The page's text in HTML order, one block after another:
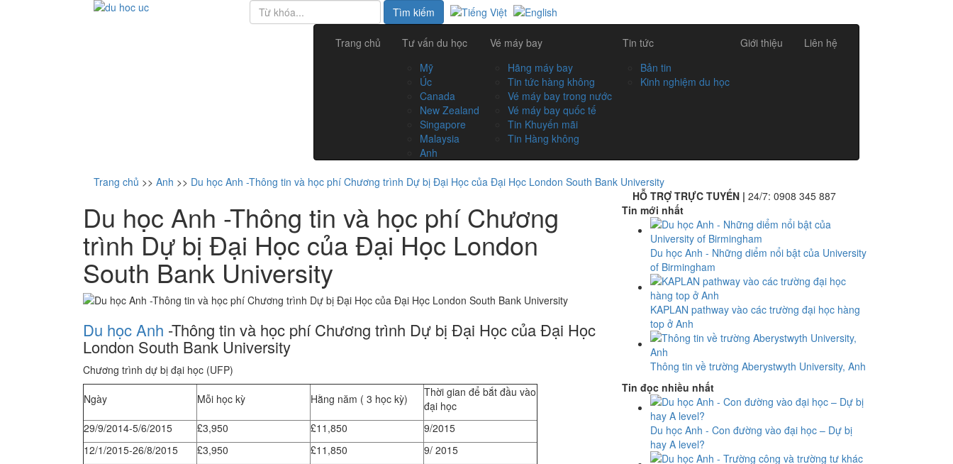
Trang chủ
Tư vấn du học
Mỹ
Úc
Canada
New Zealand
Singapore
Malaysia
Anh
Vé máy bay
Hãng máy bay
Tin tức hàng không
Vé máy bay trong nước
Vé máy bay quốc tế
Tin Khuyến mãi
Tin Hàng không
Tin tức
Bản tin
Kinh nghiệm du học
Giới thiệu Liên hệ
Trang chủ >> Anh >> Du học Anh -Thông tin và học phí Chương trình Dự bị Đại Học của Đại Học London South Bank University
Du học Anh -Thông tin và học phí Chương
trình Dự bị Đại Học của Đại Học London
South Bank University
Du học Anh -Thông tin và học phí Chương trình Dự bị Đại Học của Đại Học
London South Bank University
Chương trình dự bị đại học (UFP)
Ngày Mỗi học kỳ Hằng năm ( 3 học kỳ)
Thời gian để bắt đầu vào
đại học
29/9/2014-5/6/2015
£3,950 £11,850
9/2015
12/1/2015-26/8/2015
£3,950 £11,850
9/ 2015
HỖ TRỢ TRỰC TUYẾN | 24/7: 0908 345 887
Tin mới nhất
Du học Anh - Những diểm nổi bật của University
of Birmingham
KAPLAN pathway vào các trường đại học hàng
top ở Anh
Thông tin về trường Aberystwyth University, Anh
Tin đọc nhiều nhất
Du học Anh - Con đường vào đại học – Dự bị
hay A level?